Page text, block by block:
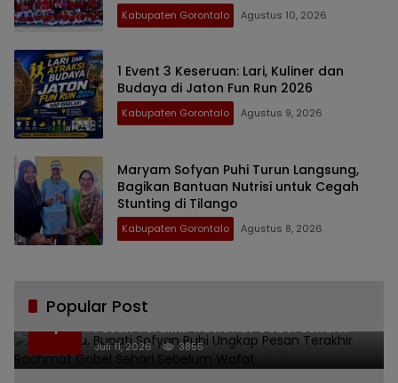
Kabupaten Gorontalo Agustus 10, 2026
1 Event 3 Keseruan: Lari, Kuliner dan
Budaya di Jaton Fun Run 2026
Kabupaten Gorontalo Agustus 9, 2026
Maryam Sofyan Puhi Turun Langsung,
Bagikan Bantuan Nutrisi untuk Cegah
Stunting di Tilango
Kabupaten Gorontalo Agustus 8, 2026
Popular Post
1
Bikin Haru, Bupati Sofyan Puhi Ungkap
Pesan Terakhir Rachmat Gobel Sehari
Sebelum Wafat
Juli 11, 2026 3855